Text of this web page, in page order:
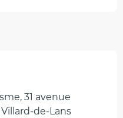
31 avenue
de-Lans